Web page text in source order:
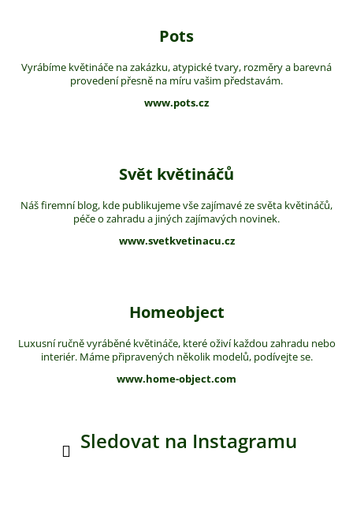
Pots
Vyrábíme květináče na zakázku, atypické tvary, rozměry a barevná
provedení přesně na míru vašim představám.
www.pots.cz
Svět květináčů
Náš firemní blog, kde publikujeme vše zajímavé ze světa květináčů,
péče o zahradu a jiných zajímavých novinek.
www.svetkvetinacu.cz
Homeobject
Luxusní ručně vyráběné květináče, které oživí každou zahradu nebo
interiér. Máme připravených několik modelů, podívejte se.
www.home-object.com
Sledovat na Instagramu